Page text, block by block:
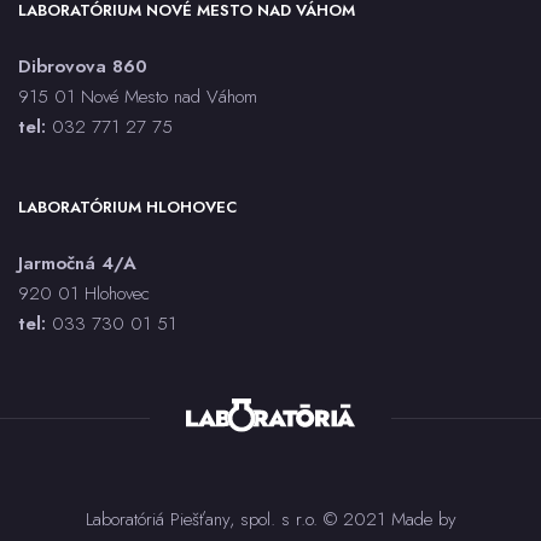
ASMA
AST
Bartonella henselae IgG, IgM - sérum, CLIA
Bilirubín celkový (BILC)
Bordetella pertussis - stanovenie toxínu - sérum, ELISA
Bordetella pertussis, parapertussis IgG, IgA - sérum,
Immunoblot - za každú triedu
Borrelia burgdorferi, afzelii, garinii IgG, IgM - sérum,
ELISA
Brucella spp. IgG, IgM - sérum, CLIA
LABORATÓRIUM NOVÉ MESTO NAD VÁHOM
Dibrovova 860
915 01 Nové Mesto nad Váhom
tel: 032 771 27 75
LABORATÓRIUM HLOHOVEC
Jarmočná 4/A
920 01 Hlohovec
tel: 033 730 01 51
Laboratóriá Piešťany, spol. s r.o. © 2021 Made by